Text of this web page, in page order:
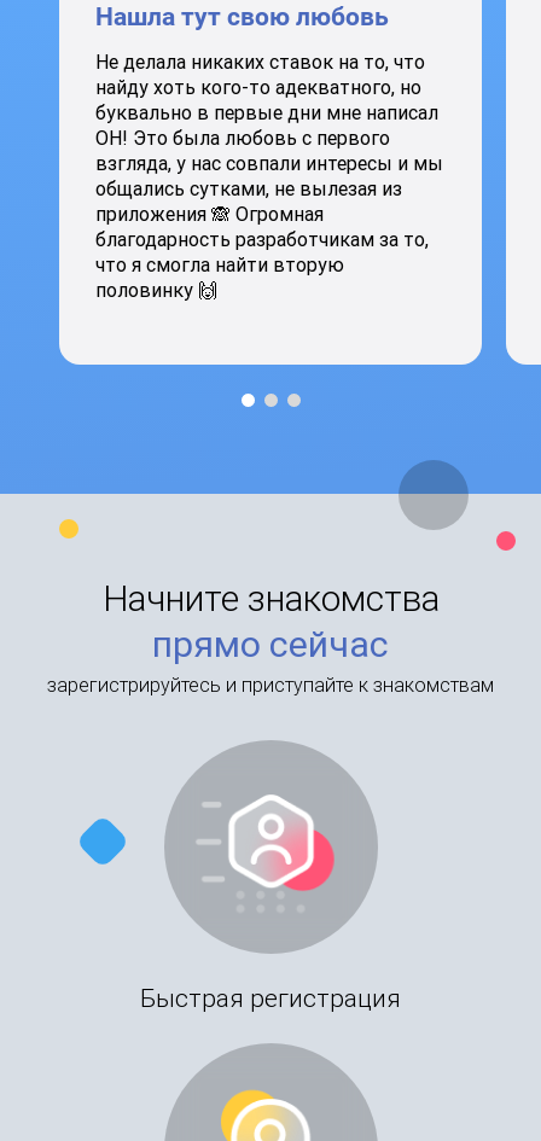
Нашла тут свою любовь
Не делала никаких ставок на то, что
найду хоть кого-то адекватного, но
буквально в первые дни мне написал
ОН! Это была любовь с первого
взгляда, у нас совпали интересы и мы
общались сутками, не вылезая из
приложения 🙈 Огромная
благодарность разработчикам за то,
что я смогла найти вторую
половинку 🙌
Начните знакомства
прямо сейчас
зарегистрируйтесь и приступайте к знакомствам
Быстрая регистрация